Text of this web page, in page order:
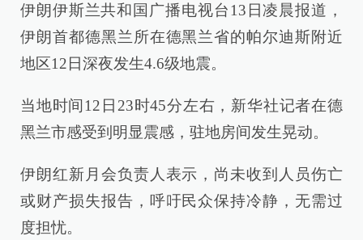
伊朗伊斯兰共和国广播电视台13日凌晨报道，
伊朗首都德黑兰所在德黑兰省的帕尔迪斯附近
地区12日深夜发生4.6级地震。
当地时间12日23时45分左右，新华社记者在德
黑兰市感受到明显震感，驻地房间发生晃动。
伊朗红新月会负责人表示，尚未收到人员伤亡
或财产损失报告，呼吁民众保持冷静，无需过
度担忧。